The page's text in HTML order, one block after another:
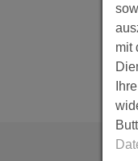
mit